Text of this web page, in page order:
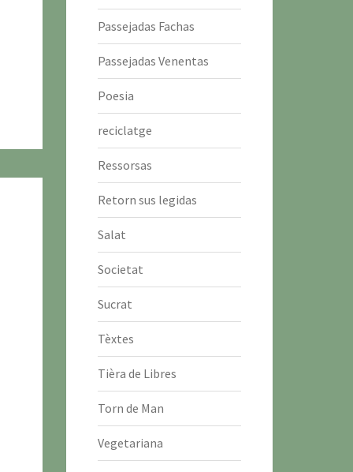
Passejadas Fachas
Passejadas Venentas
Poesia
reciclatge
Ressorsas
Retorn sus legidas
Salat
Societat
Sucrat
Tèxtes
Tièra de Libres
Torn de Man
Vegetariana